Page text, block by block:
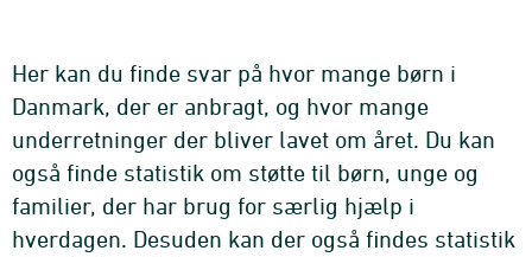
Her kan du finde svar på hvor mange børn i
Danmark, der er anbragt, og hvor mange
underretninger der bliver lavet om året. Du kan
også finde statistik om støtte til børn, unge og
familier, der har brug for særlig hjælp i
hverdagen. Desuden kan der også findes statistik